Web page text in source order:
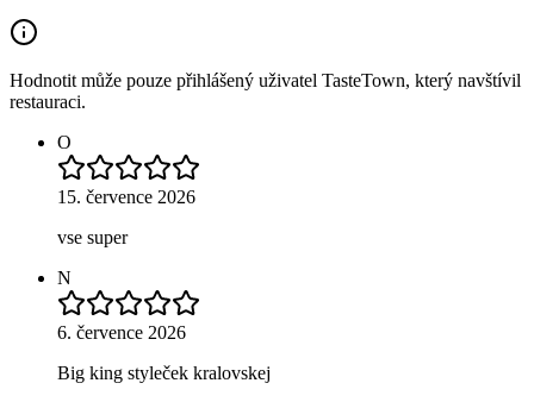
Hodnotit může pouze přihlášený uživatel TasteTown, který navštívil
restauraci.
O
15. července 2026
vse super
N
6. července 2026
Big king styleček kralovskej